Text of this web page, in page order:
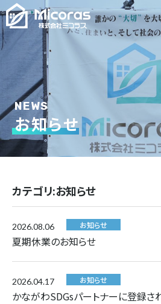
お知らせ
NEWS
お知らせ
カテゴリ:お知らせ
2026.08.06 お知らせ
夏期休業のお知らせ
2026.04.17 お知らせ
かながわSDGsパートナーに登録さ